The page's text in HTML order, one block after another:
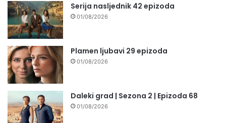
Serija nasljednik 42 epizoda
01/08/2026
Plamen ljubavi 29 epizoda
01/08/2026
Daleki grad | Sezona 2 | Epizoda 68
01/08/2026